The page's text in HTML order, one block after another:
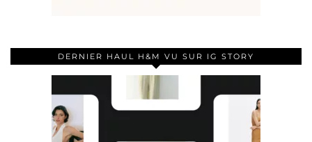
DERNIER HAUL H&M VU SUR IG STORY